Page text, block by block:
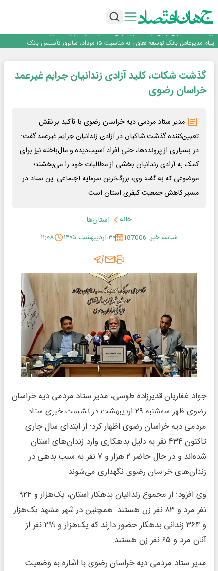
مشتریان
بانک مهر ایران بیش از ۷۰ میلیارد تومان به برنامه‌های مسئولیت اجتماعی اختصاص
پیام مدیرعامل بانک توسعه تعاون به مناسبت ۱۵ مرداد، سالروز تأسیس بانک
اجرای برنامه تحول بانک با تمرکز بر منابع پایدار، درآمدهای کارمزدی و بازسازی اعتماد
مشتریان
بانک مهر ایران بیش از ۷۰ میلیارد تومان به برنامه‌های مسئولیت اجتماعی اختصاص
گذشت شکات، کلید آزادی زندانیان جرایم غیرعمد
خراسان رضوی
مدیر ستاد مردمی دیه خراسان رضوی با تأکید بر نقش
تعیین‌کننده گذشت شاکیان در آزادی زندانیان جرایم غیرعمد گفت:
در بسیاری از پرونده‌ها، حتی افراد آسیب‌دیده و مال‌باخته نیز برای
کمک به آزادی زندانیان بخشی از مطالبات خود را می‌بخشند؛
موضوعی که به گفته وی، بزرگ‌ترین سرمایه اجتماعی این ستاد در
مسیر کاهش جمعیت کیفری استان است.
خانه
استان‌ها
شناسه خبر: 187006
۳۰ اردیبهشت ۱۴۰۵ ۱۱:۰۸
جواد غفاریان قدیرزاده طوسی، مدیر ستاد مردمی دیه خراسان
رضوی ظهر سه‌شنبه ۲۹ اردیبهشت در نشست خبری ستاد
مردمی دیه خراسان رضوی اظهار کرد: از ابتدای سال جاری
تاکنون ۴۳۴ نفر به دلیل بدهکاری وارد زندان‌های استان
شده‌اند و در حال حاضر ۲ هزار و ۷ نفر به سبب بدهی در
زندان‌های خراسان رضوی نگهداری می‌شوند.
وی افزود: از مجموع زندانیان بدهکار استان، یک‌هزار و ۹۲۴
نفر مرد و ۸۳ نفر زن هستند. همچنین در شهر مشهد یک‌هزار
و ۳۶۴ زندانی بدهکار حضور دارند که یک‌هزار و ۲۹۹ نفر از
آنان مرد و ۶۵ نفر زن هستند.
مدیر ستاد مردمی دیه خراسان رضوی با اشاره به وضعیت